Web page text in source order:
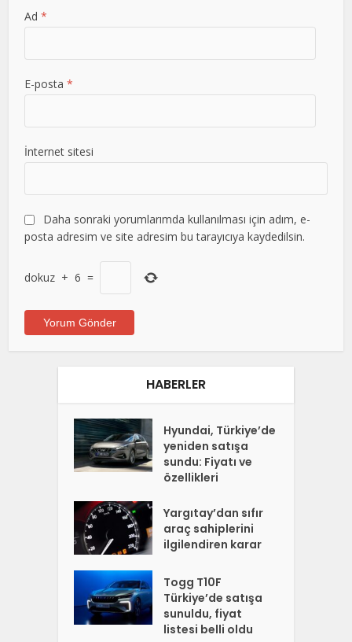
Ad*
E-posta*
İnternet sitesi
Daha sonraki yorumlarımda kullanılması için adım, e-
posta adresim ve site adresim bu tarayıcıya kaydedilsin.
dokuz + 6 =
HABERLER
Hyundai, Türkiye’de
yeniden satışa
sundu: Fiyatı ve
özellikleri
Yargıtay’dan sıfır
araç sahiplerini
ilgilendiren karar
Togg T10F
Türkiye’de satışa
sunuldu, fiyat
listesi belli oldu